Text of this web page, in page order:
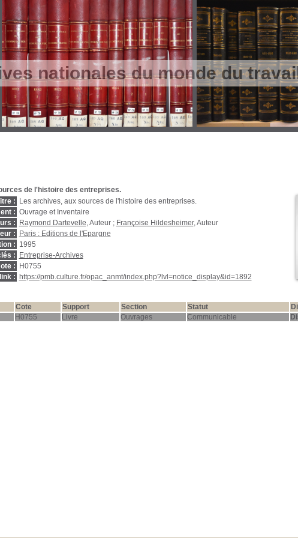
nationales du monde du
de l'histoire des entreprises.
:
Les archives, aux sources de l'histoire des entreprises.
: Ouvrage et Inventaire
:
Raymond Dartevelle, Auteur ; Françoise Hildesheimer, Auteur
:
Paris : Editions de l'Epargne
: 1995
:
Entreprise-Archives
:
H0755
:
https://pmb.culture.fr/opac_anmt/index.php?lvl=notice_display&id=1892
Cote Support Section Statut
H0755 Livre Ouvrages Communicable